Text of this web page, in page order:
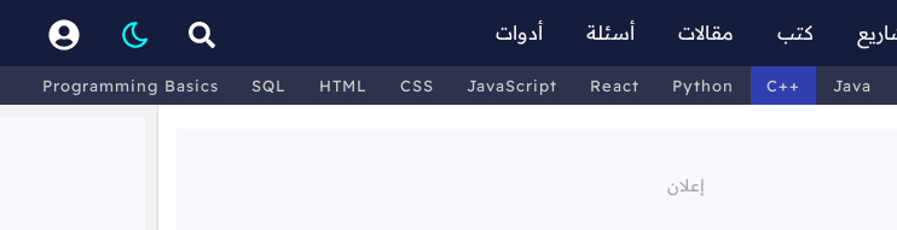
كتب مقالات أسئلة أدوات
Programming Basics SQL HTML CSS JavaScript React Python C++ Java